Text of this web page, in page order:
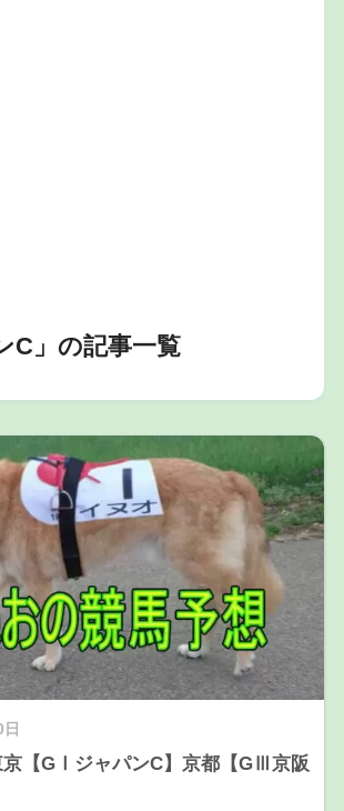
C」の記事一覧
京【GⅠジャパンC】京都【GⅢ京阪